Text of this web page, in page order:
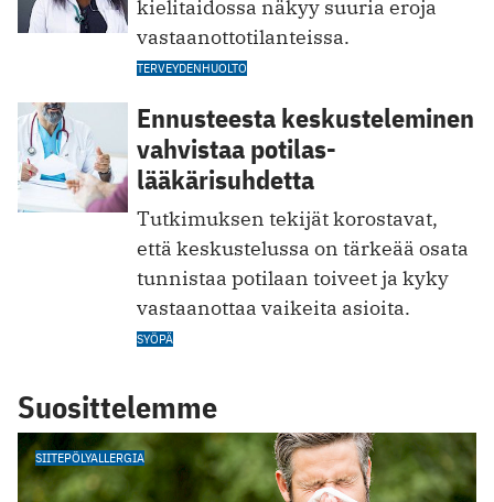
kielitaidossa näkyy suuria eroja
vastaanottotilanteissa.
TERVEYDENHUOLTO
Ennusteesta keskusteleminen
vahvistaa potilas-
lääkärisuhdetta
Tutkimuksen tekijät korostavat,
että keskustelussa on tärkeää osata
tunnistaa potilaan toiveet ja kyky
vastaanottaa vaikeita asioita.
SYÖPÄ
Suosittelemme
SIITEPÖLYALLERGIA